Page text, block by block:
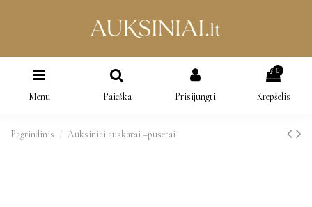
Menu Paieška Prisijungti
0
Krepšelis
Pagrindinis Auksiniai auskarai –pusetai